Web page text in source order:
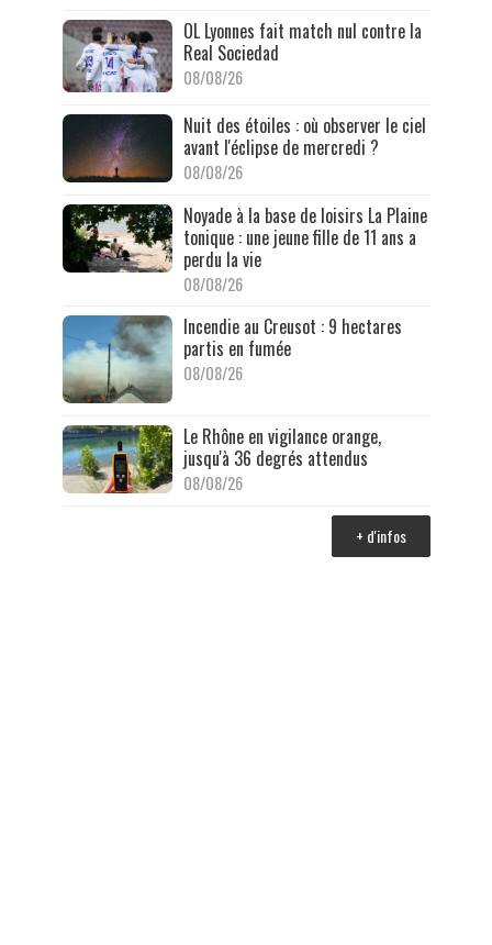
OL Lyonnes fait match nul contre la
Real Sociedad
08/08/26
Nuit des étoiles : où observer le ciel
avant l'éclipse de mercredi ?
08/08/26
Noyade à la base de loisirs La Plaine
tonique : une jeune fille de 11 ans a
perdu la vie
08/08/26
Incendie au Creusot : 9 hectares
partis en fumée
08/08/26
Le Rhône en vigilance orange,
jusqu'à 36 degrés attendus
08/08/26
+ d'infos